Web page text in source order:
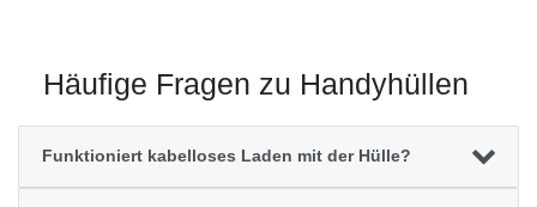
Häufige Fragen zu Handyhüllen
Funktioniert kabelloses Laden mit der Hülle?